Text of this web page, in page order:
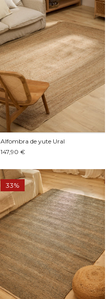
Alfombra de yute Ural
147,90 €
33%